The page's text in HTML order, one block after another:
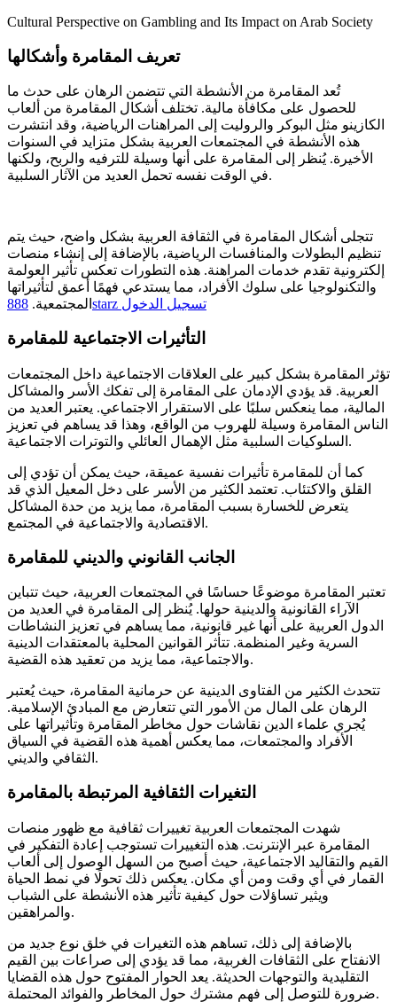
Cultural Perspective on Gambling and Its Impact on Arab Society
تعريف المقامرة وأشكالها
تُعد المقامرة من الأنشطة التي تتضمن الرهان على حدث ما
للحصول على مكافأة مالية. تختلف أشكال المقامرة من ألعاب
الكازينو مثل البوكر والروليت إلى المراهنات الرياضية، وقد انتشرت
هذه الأنشطة في المجتمعات العربية بشكل متزايد في السنوات
الأخيرة. يُنظر إلى المقامرة على أنها وسيلة للترفيه والربح، ولكنها
في الوقت نفسه تحمل العديد من الآثار السلبية.
تتجلى أشكال المقامرة في الثقافة العربية بشكل واضح، حيث يتم
تنظيم البطولات والمنافسات الرياضية، بالإضافة إلى إنشاء منصات
إلكترونية تقدم خدمات المراهنة. هذه التطورات تعكس تأثير العولمة
والتكنولوجيا على سلوك الأفراد، مما يستدعي فهمًا أعمق لتأثيراتها
المجتمعية.
888starz تسجيل الدخول
التأثيرات الاجتماعية للمقامرة
تؤثر المقامرة بشكل كبير على العلاقات الاجتماعية داخل المجتمعات
العربية. قد يؤدي الإدمان على المقامرة إلى تفكك الأسر والمشاكل
المالية، مما ينعكس سلبًا على الاستقرار الاجتماعي. يعتبر العديد من
الناس المقامرة وسيلة للهروب من الواقع، وهذا قد يساهم في تعزيز
السلوكيات السلبية مثل الإهمال العائلي والتوترات الاجتماعية.
كما أن للمقامرة تأثيرات نفسية عميقة، حيث يمكن أن تؤدي إلى
القلق والاكتئاب. تعتمد الكثير من الأسر على دخل المعيل الذي قد
يتعرض للخسارة بسبب المقامرة، مما يزيد من حدة المشاكل
الاقتصادية والاجتماعية في المجتمع.
الجانب القانوني والديني للمقامرة
تعتبر المقامرة موضوعًا حساسًا في المجتمعات العربية، حيث تتباين
الآراء القانونية والدينية حولها. يُنظر إلى المقامرة في العديد من
الدول العربية على أنها غير قانونية، مما يساهم في تعزيز النشاطات
السرية وغير المنظمة. تتأثر القوانين المحلية بالمعتقدات الدينية
والاجتماعية، مما يزيد من تعقيد هذه القضية.
تتحدث الكثير من الفتاوى الدينية عن حرمانية المقامرة، حيث يُعتبر
الرهان على المال من الأمور التي تتعارض مع المبادئ الإسلامية.
يُجري علماء الدين نقاشات حول مخاطر المقامرة وتأثيراتها على
الأفراد والمجتمعات، مما يعكس أهمية هذه القضية في السياق
الثقافي والديني.
التغيرات الثقافية المرتبطة بالمقامرة
شهدت المجتمعات العربية تغييرات ثقافية مع ظهور منصات
المقامرة عبر الإنترنت. هذه التغييرات تستوجب إعادة التفكير في
القيم والتقاليد الاجتماعية، حيث أصبح من السهل الوصول إلى ألعاب
القمار في أي وقت ومن أي مكان. يعكس ذلك تحولًا في نمط الحياة
ويثير تساؤلات حول كيفية تأثير هذه الأنشطة على الشباب
والمراهقين.
بالإضافة إلى ذلك، تساهم هذه التغيرات في خلق نوع جديد من
الانفتاح على الثقافات الغربية، مما قد يؤدي إلى صراعات بين القيم
التقليدية والتوجهات الحديثة. يعد الحوار المفتوح حول هذه القضايا
ضرورة للتوصل إلى فهم مشترك حول المخاطر والفوائد المحتملة.